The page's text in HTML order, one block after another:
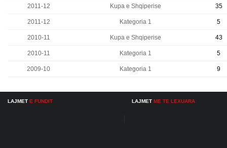
2011-12 Kupa e Shqiperise 35
2011-12 Kategoria 1 5
2010-11 Kupa e Shqiperise 43
2010-11 Kategoria 1 5
2009-10 Kategoria 1 9
LAJMET E FUNDIT LAJMET ME TE LEXUARA